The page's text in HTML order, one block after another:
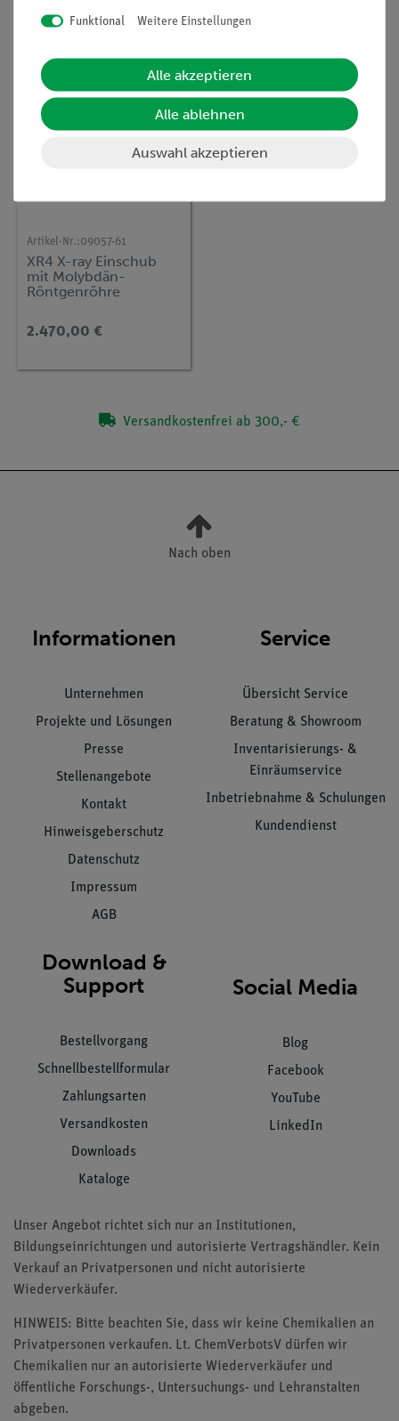
2.470,00 € 2.470,00 €
Artikel-Nr.:09057-61
XR4 X-ray Einschub
mit Molybdän-
Röntgenröhre
2.470,00 €
Versandkostenfrei ab 300,- €
Nach oben
Informationen
Unternehmen
Projekte und Lösungen
Presse
Stellenangebote
Kontakt
Hinweisgeberschutz
Datenschutz
Impressum
AGB
Service
Übersicht Service
Beratung & Showroom
Inventarisierungs- &
Einräumservice
Inbetriebnahme & Schulungen
Kundendienst
Download &
Support
Bestellvorgang
Schnellbestellformular
Zahlungsarten
Versandkosten
Downloads
Kataloge
Social Media
Blog
Facebook
YouTube
LinkedIn
Unser Angebot richtet sich nur an Institutionen,
Bildungseinrichtungen und autorisierte Vertragshändler. Kein
Verkauf an Privatpersonen und nicht autorisierte
Wiederverkäufer.
HINWEIS: Bitte beachten Sie, dass wir keine Chemikalien an
Privatpersonen verkaufen. Lt. ChemVerbotsV dürfen wir
Chemikalien nur an autorisierte Wiederverkäufer und
öffentliche Forschungs-, Untersuchungs- und Lehranstalten
abgeben.
Funktional Weitere Einstellungen
Alle akzeptieren
Alle ablehnen
Auswahl akzeptieren